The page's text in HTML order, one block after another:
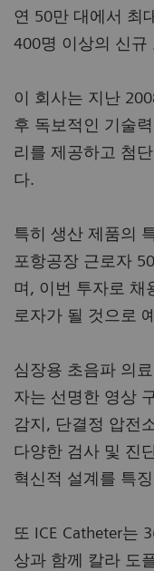
연 50만 대에서 최
400명 이상의 신규
이 회사는 지난
후 독보적인 기술
리를 제공하고 첨
다.
특히 생산 제품의
포항공장 근로자
며, 이번 투자로 채
로자가 될 것으로
심장용 초음파 의
자는 선명한 영상
감지, 단결정 압전
다양한 검사 및 진
혁신적 설계를 특
또 ICE Catheter는
상과 함께 칼라 도